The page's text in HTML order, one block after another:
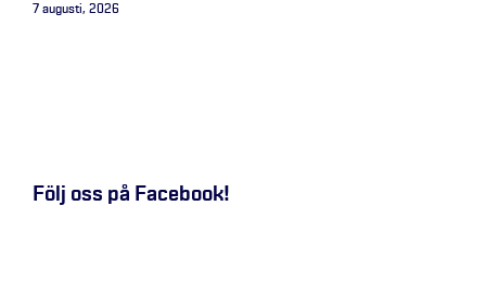
7 augusti, 2026
Följ oss på Facebook!